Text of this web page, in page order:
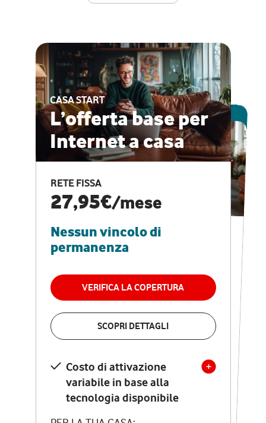
CASA START
L’offerta base per
Internet a casa
RETE FISSA
27,95€/mese
Nessun vincolo di
permanenza
VERIFICA LA COPERTURA
SCOPRI DETTAGLI
Costo di attivazione
variabile in base alla
tecnologia disponibile
ESCLUSIVA ONLINE
CASA PRO
Internet veloce e
vantaggi speciali
RETE FISSA + VODAFONE CLUB
29,95€
permanenza
VERIFICA LA COPERTURA
Costo di attivazione
variabile in base alla
tecnologia disponibile